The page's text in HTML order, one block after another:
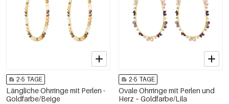
2-5 TAGE
Längliche Ohrringe mit Perlen -
Goldfarbe/Beige
2-5 TAGE
Ovale Ohrringe mit Perlen und
Herz – Goldfarbe/Lila